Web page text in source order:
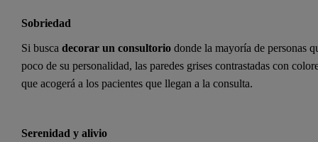
Sobriedad
Si buscadecorar un consultorio donde la mayoría de personas
poco de su personalidad, las paredes grises contrastadas con
que acogerá a los pacientes que llegan a la consulta.
Serenidad y alivio